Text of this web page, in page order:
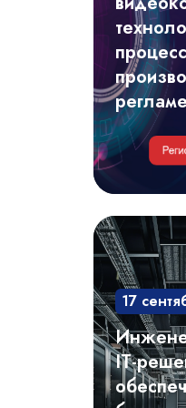
регламентов
Инженерные
и
IT-
решения
для
обеспечения
безотказной
17
IT-